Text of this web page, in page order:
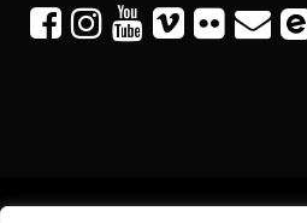
     